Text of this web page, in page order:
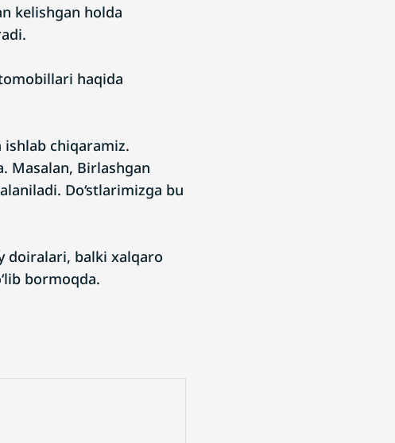
kelishgan holda
haqida
chiqaramiz.
Masalan, Birlashgan
Do‘stlarimizga bu
doiralari, balki xalqaro
bormoqda.